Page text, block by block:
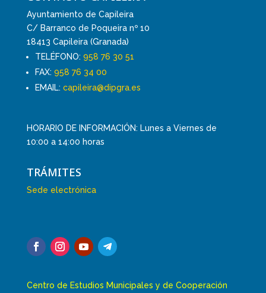
Ayuntamiento de Capileira
C/ Barranco de Poqueira nº 10
18413 Capileira (Granada)
TELÉFONO: 958 76 30 51
FAX: 958 76 34 00
EMAIL: capileira@dipgra.es
HORARIO DE INFORMACIÓN: Lunes a Viernes de
10:00 a 14:00 horas
TRÁMITES
Sede electrónica
Centro de Estudios Municipales y de Cooperación